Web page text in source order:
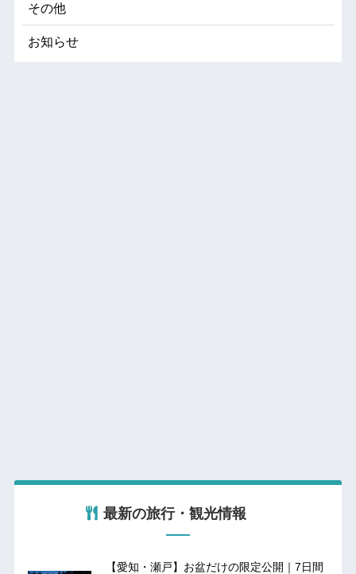
その他
お知らせ
最新の旅行・観光情報
【愛知・瀬戸】お盆だけの限定公開｜7日間